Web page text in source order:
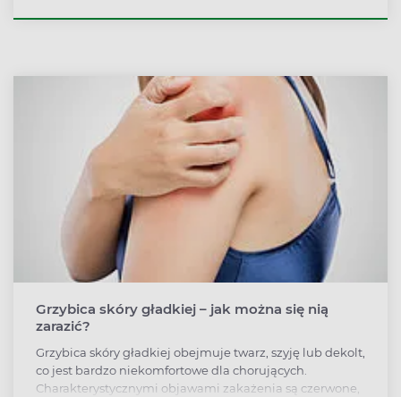
Grzybica skóry gładkiej – jak można się nią
zarazić?
Grzybica skóry gładkiej obejmuje twarz, szyję lub dekolt,
co jest bardzo niekomfortowe dla chorujących.
Charakterystycznymi objawami zakażenia są czerwone,